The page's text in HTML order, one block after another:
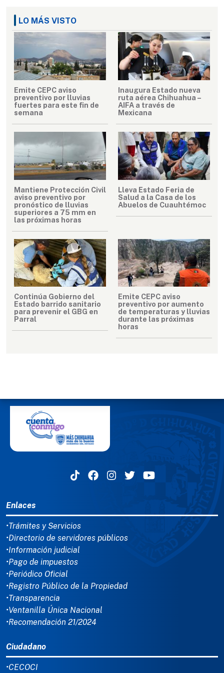
LO MÁS VISTO
Emite CEPC aviso
preventivo por lluvias
fuertes para este fin de
semana
Inaugura Estado nueva
ruta aérea Chihuahua –
AIFA a través de
Mexicana
Mantiene Protección Civil
aviso preventivo por
pronóstico de lluvias
superiores a 75 mm en
las próximas horas
Lleva Estado Feria de
Salud a la Casa de los
Abuelos de Cuauhtémoc
Continúa Gobierno del
Estado barrido sanitario
para prevenir el GBG en
Parral
Emite CEPC aviso
preventivo por aumento
de temperaturas y lluvias
durante las próximas
horas
Enlaces
•Trámites y Servicios
•Directorio de servidores públicos
•Información judicial
•Pago de impuestos
•Periódico Oficial
•Registro Público de la Propiedad
•Transparencia
•Ventanilla Única Nacional
•Recomendación 21/2024
Ciudadano
•CECOCI